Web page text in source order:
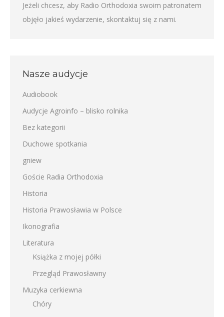
Jeżeli chcesz, aby Radio Orthodoxia swoim patronatem
objęło jakieś wydarzenie, skontaktuj się z nami.
Nasze audycje
Audiobook
Audycje Agroinfo – blisko rolnika
Bez kategorii
Duchowe spotkania
gniew
Goście Radia Orthodoxia
Historia
Historia Prawosławia w Polsce
Ikonografia
Literatura
Książka z mojej półki
Przegląd Prawosławny
Muzyka cerkiewna
Chóry